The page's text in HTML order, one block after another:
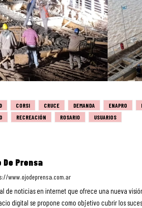
CORSI CRUCE DEMANDA ENAPRO
RECREACIÓN ROSARIO USUARIOS
De Prensa
www.ojodeprensa.com.ar
de noticias en internet que ofrece una nueva
digital se propone como objetivo cubrir los